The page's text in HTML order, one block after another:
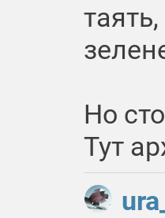
Но
Тут